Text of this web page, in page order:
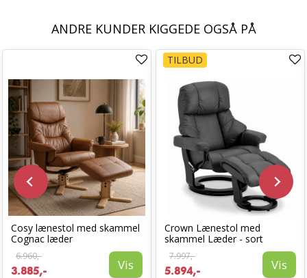
ANDRE KUNDER KIGGEDE OGSÅ PÅ
Cosy lænestol med skammel
Cognac læder
6.960,-
3.885,- Vis
TILBUD
Crown Lænestol med
skammel Læder - sort
7.997,-
5.894,- Vis